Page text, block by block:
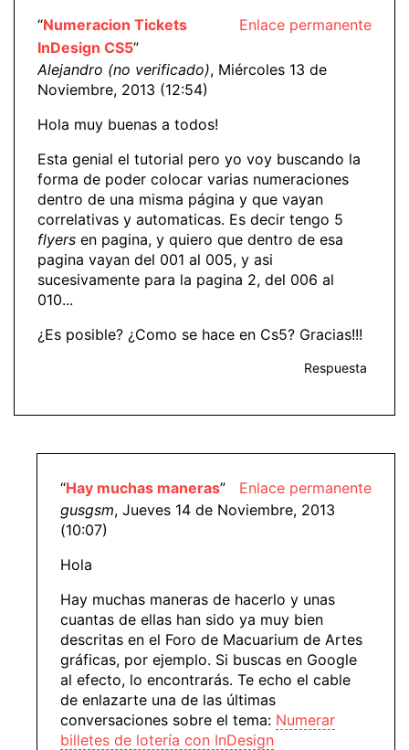
Enlace permanente
“Numeracion Tickets
InDesign CS5”
Alejandro (no verificado), Miércoles 13 de
Noviembre, 2013 (12:54)
Hola muy buenas a todos!
Esta genial el tutorial pero yo voy buscando la
forma de poder colocar varias numeraciones
dentro de una misma página y que vayan
correlativas y automaticas. Es decir tengo 5
flyers en pagina, y quiero que dentro de esa
pagina vayan del 001 al 005, y asi
sucesivamente para la pagina 2, del 006 al
010...
¿Es posible? ¿Como se hace en Cs5? Gracias!!!
Respuesta
Enlace permanente
“Hay muchas maneras”
gusgsm, Jueves 14 de Noviembre, 2013
(10:07)
Hola
Hay muchas maneras de hacerlo y unas
cuantas de ellas han sido ya muy bien
descritas en el Foro de Macuarium de Artes
gráficas, por ejemplo. Si buscas en Google
al efecto, lo encontrarás. Te echo el cable
de enlazarte una de las últimas
conversaciones sobre el tema: Numerar
billetes de lotería con InDesign